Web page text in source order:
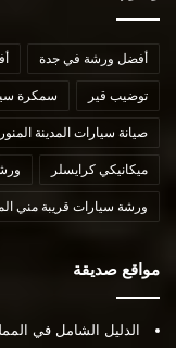
أفضل ورشة في جدة
توضيب قير سمكرة
صيانة سيارات المدينة
ميكانيكي كرايسلر
ورشة سيارات قريبة مني
مواقع صديقة
الدليل الشامل في